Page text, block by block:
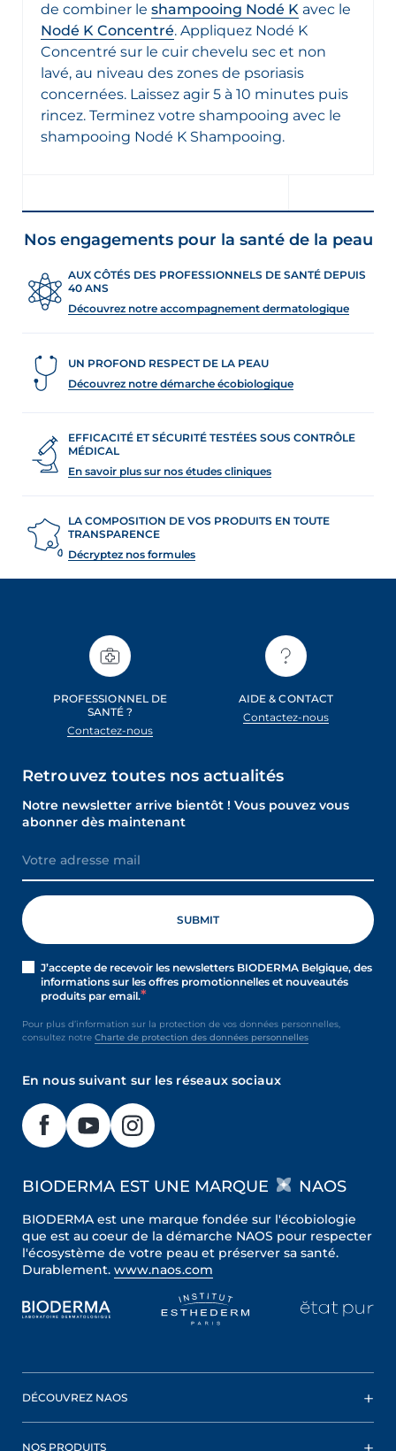
de combiner le shampooing Nodé K avec le
Nodé K Concentré. Appliquez Nodé K
Concentré sur le cuir chevelu sec et non
lavé, au niveau des zones de psoriasis
concernées. Laissez agir 5 à 10 minutes puis
rincez. Terminez votre shampooing avec le
shampooing Nodé K Shampooing.
Nos engagements pour la santé de la peau
AUX CÔTÉS DES PROFESSIONNELS DE SANTÉ DEPUIS
40 ANS
Découvrez notre accompagnement dermatologique
UN PROFOND RESPECT DE LA PEAU
Découvrez notre démarche écobiologique
EFFICACITÉ ET SÉCURITÉ TESTÉES SOUS CONTRÔLE
MÉDICAL
En savoir plus sur nos études cliniques
LA COMPOSITION DE VOS PRODUITS EN TOUTE
TRANSPARENCE
Décryptez nos formules
PROFESSIONNEL DE
SANTÉ ?
Contactez-nous
AIDE & CONTACT
Contactez-nous
Retrouvez toutes nos actualités
Notre newsletter arrive bientôt ! Vous pouvez vous
abonner dès maintenant
J’accepte de recevoir les newsletters BIODERMA Belgique, des
informations sur les offres promotionnelles et nouveautés
produits par email.
Pour plus d’information sur la protection de vos données personnelles,
consultez notre Charte de protection des données personnelles
En nous suivant sur les réseaux sociaux
BIODERMA EST UNE MARQUE NAOS
BIODERMA est une marque fondée sur l'écobiologie
que est au coeur de la démarche NAOS pour respecter
l'écosystème de votre peau et préserver sa santé.
Durablement. www.naos.com
DÉCOUVREZ NAOS
NOS PRODUITS